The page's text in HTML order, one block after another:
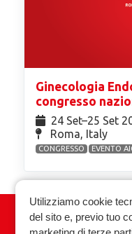
Ginecologia
congresso
24 Set⁠–25 Set
Roma, Italy
CONGRESSO EVENTO
Utilizziamo cookie
del sito e, previo tuo